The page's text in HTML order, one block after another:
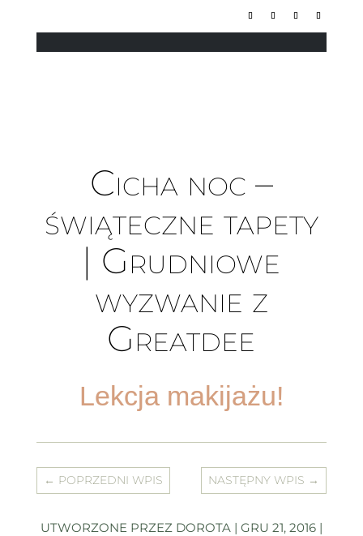
Cicha noc –
świąteczne tapety
| Grudniowe
wyzwanie z
Greatdee
Lekcja makijażu!
← POPRZEDNI WPIS NASTĘPNY WPIS →
UTWORZONE PRZEZ DOROTA | GRU 21, 2016 |